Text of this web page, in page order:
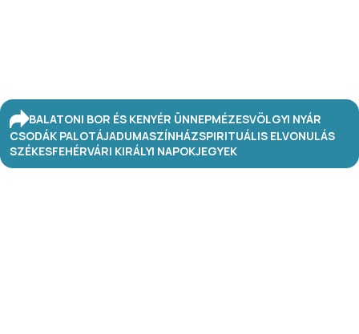
BALATONI BOR ÉS KENYÉR ÜNNEPMÉZESVÖLGYI NYÁR
CSODÁK PALOTÁJADUMASZÍNHÁZSPIRITUÁLIS ELVONULÁS
SZÉKESFEHÉRVÁRI KIRÁLYI NAPOKJEGYEK